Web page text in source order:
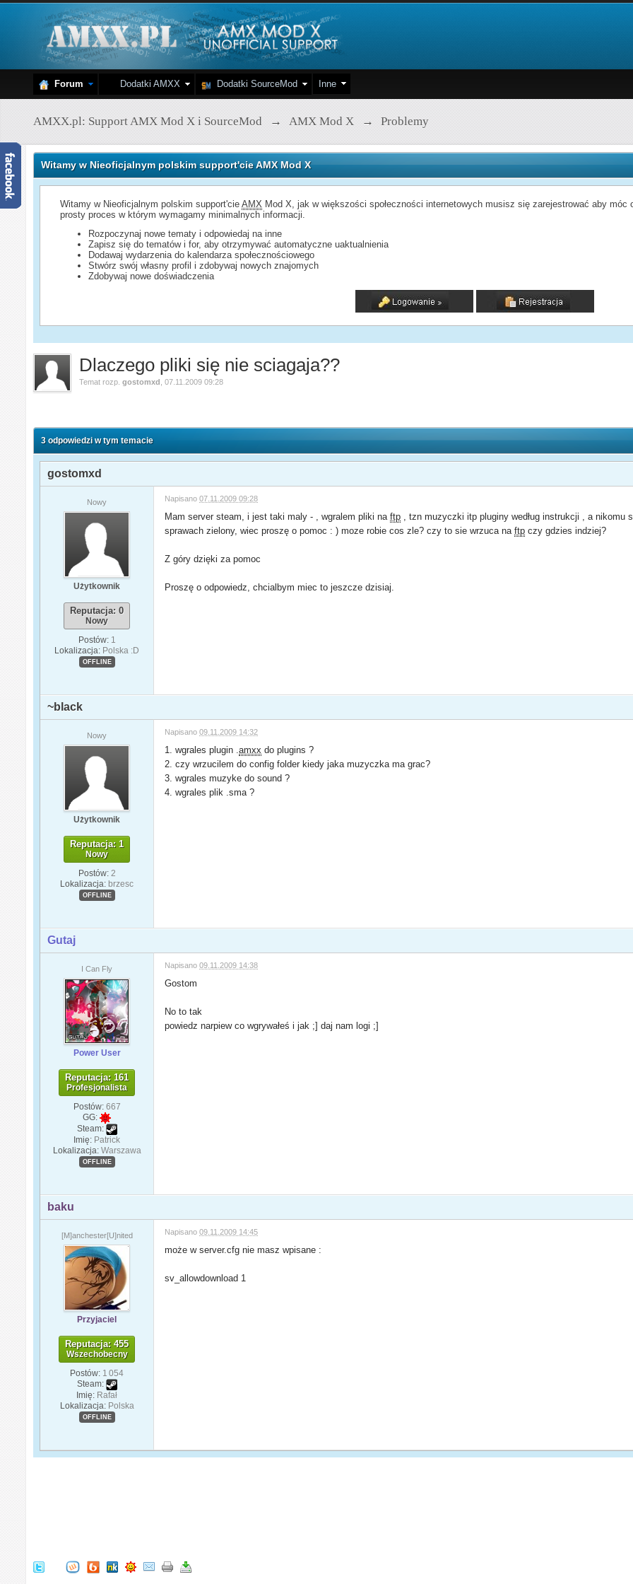
Forum Dodatki AMXX Dodatki SourceMod Inne
AMXX.pl: Support AMX Mod X i SourceMod → AMX Mod X → Problemy
Witamy w Nieoficjalnym polskim support'cie AMX Mod X
Witamy w Nieoficjalnym polskim support'cieAMX Mod X, jak w większości społeczności internetowych musisz się zarejestrować aby
prosty proces w którym wymagamy minimalnych informacji.
Rozpoczynaj nowe tematy i odpowiedaj na inne
Zapisz się do tematów i for, aby otrzymywać automatyczne uaktualnienia
Dodawaj wydarzenia do kalendarza społecznościowego
Stwórz swój własny profil i zdobywaj nowych znajomych
Zdobywaj nowe doświadczenia
Dlaczego pliki się nie sciagaja??
Temat rozp.gostomxd ,07.11.2009 09:28
3 odpowiedzi w tym temacie
gostomxd
Nowy
Użytkownik
Reputacja: 0
Nowy
Postów: 1
Lokalizacja: Polska :D
OFFLINE
Napisano07.11.2009 09:28
Mam server steam, i jest taki maly - , wgralem pliki naftp , tzn muzyczki itp pluginy według instrukcji , a
sprawach zielony, wiec proszę o pomoc : ) moze robie cos zle? czy to sie wrzuca naftp czy gdzies indziej?
Z góry dzięki za pomoc
Proszę o odpowiedz, chcialbym miec to jeszcze dzisiaj.
~black
Nowy
Użytkownik
Reputacja: 1
Nowy
Postów: 2
Lokalizacja: brzesc
OFFLINE
Napisano09.11.2009 14:32
1. wgrales plugin .amxx do plugins ?
2. czy wrzucilem do config folder kiedy jaka muzyczka ma grac?
3. wgrales muzyke do sound ?
4. wgrales plik .sma ?
Gutaj
I Can Fly
Power User
Reputacja: 161
Profesjonalista
Postów: 667
GG:
Steam:
Imię: Patrick
Lokalizacja: Warszawa
OFFLINE
Napisano09.11.2009 14:38
Gostom
No to tak
powiedz narpiew co wgrywałeś i jak ;] daj nam logi ;]
baku
[M]anchester[U]nited
Przyjaciel
Reputacja: 455
Wszechobecny
Postów: 1 054
Steam:
Imię: Rafał
Lokalizacja: Polska
OFFLINE
Napisano09.11.2009 14:45
może w server.cfg nie masz wpisane :
sv_allowdownload 1